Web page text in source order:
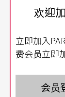
写实的表坊
「喜剧」格
刺」在台湾
先声。
欢迎
立即加入
费会员立即
会员